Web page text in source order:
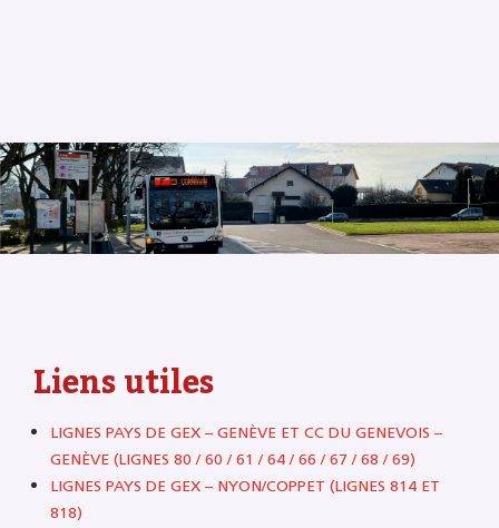
Liens utiles
LIGNES PAYS DE GEX – GENÈVE ET CC DU GENEVOIS –
GENÈVE (LIGNES 80 / 60 / 61 / 64 / 66 / 67 / 68 / 69)
LIGNES PAYS DE GEX – NYON/COPPET (LIGNES 814 ET
818)